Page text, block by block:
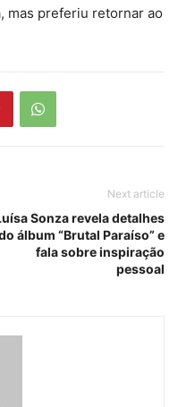
mas preferiu retornar ao
Next article
Sonza revela detalhes
álbum “Brutal Paraíso” e
fala sobre inspiração
pessoal